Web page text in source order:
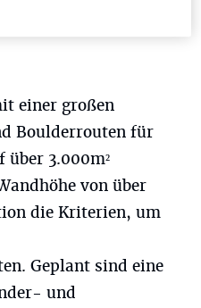
einer großen
Boulderrouten für
3.000m²
von über
die Kriterien, um
Geplant sind eine
und